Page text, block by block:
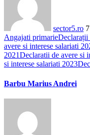
sector5.ro
Angajati primarieDeclarații
avere si interese salariati
2021Declaratii de avere si
si interese salariati 2023
Barbu Marius Andrei